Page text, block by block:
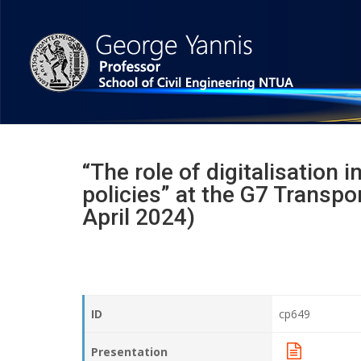
“The role of digitalisation
policies” at the G7
April 2024)
ID cp649
Presentation